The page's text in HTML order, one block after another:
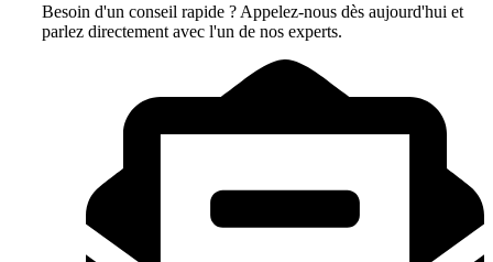
Besoin d'un conseil rapide ? Appelez-nous dès aujourd'hui et
parlez directement avec l'un de nos experts.